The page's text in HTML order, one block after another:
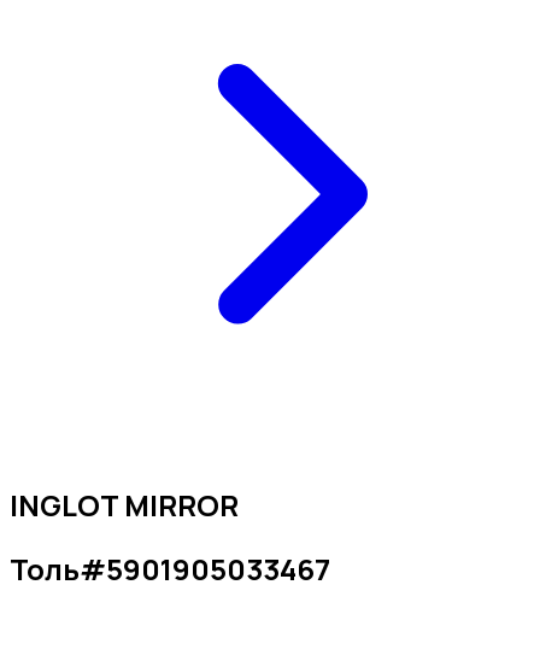
INGLOT MIRROR
Толь#5901905033467